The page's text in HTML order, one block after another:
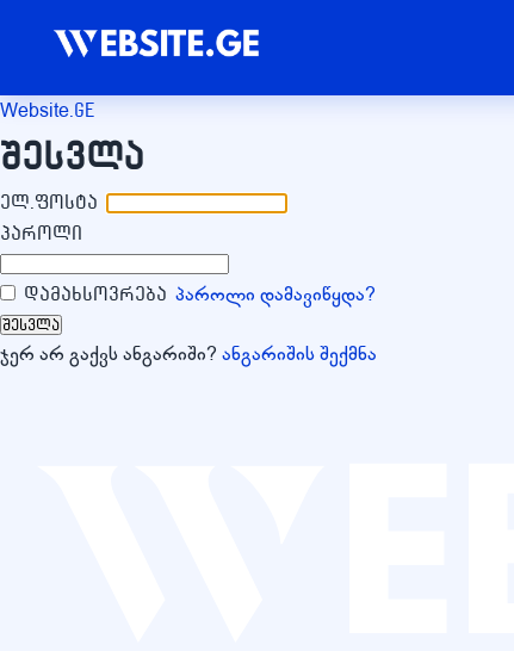
Website .ge
შესვლა
ელ.ფოსტა
პაროლი
დამახსოვრება პაროლი დამავიწყდა?
შესვლა
ჯერ არ გაქვს ანგარიში? ანგარიშის შექმნა